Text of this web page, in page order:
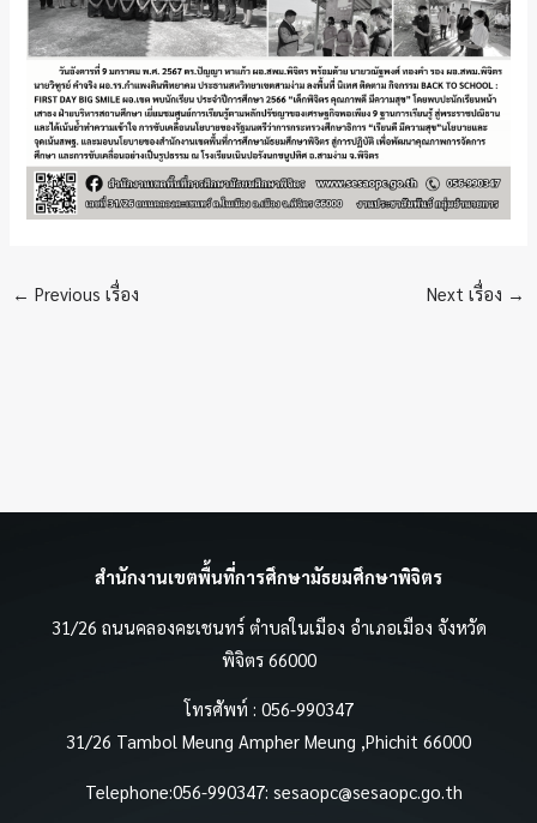
← Previous เรื่อง Next เรื่อง →
สำนักงานเขตพื้นที่การศึกษามัธยมศึกษาพิจิตร
31/26 ถนนคลองคะเชนทร์ ตำบลในเมือง อำเภอเมือง จังหวัด
พิจิตร 66000
โทรศัพท์ : 056-990347
31/26 Tambol Meung Ampher Meung ,Phichit 66000
Telephone:056-990347: sesaopc@sesaopc.go.th